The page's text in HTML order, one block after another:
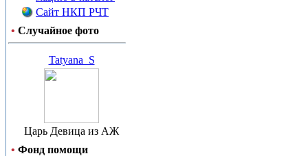
Сайт НКП РЧТ
• Случайное фото
Tatyana_S
Царь Девица из АЖ
• Фонд помощи